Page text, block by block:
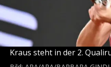
Kraus steht in der 2.